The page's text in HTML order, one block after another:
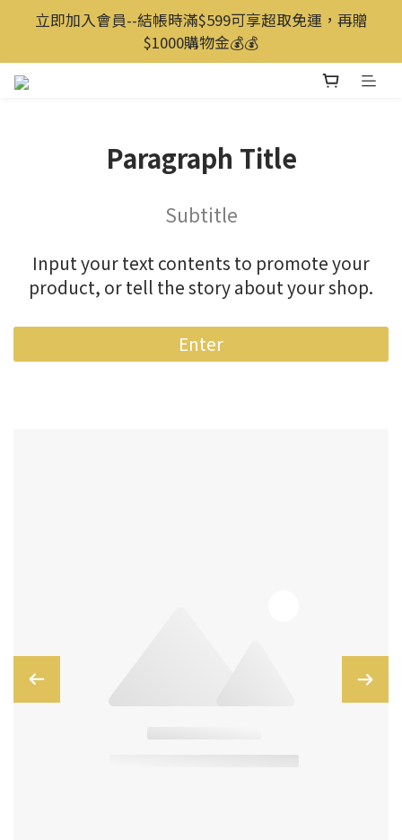
立即加入會員--結帳時滿$599可享超取免運，再贈
$1000購物金💰️💰️
Paragraph Title
Subtitle
Input your text contents to promote your
product, or tell the story about your shop.
Enter